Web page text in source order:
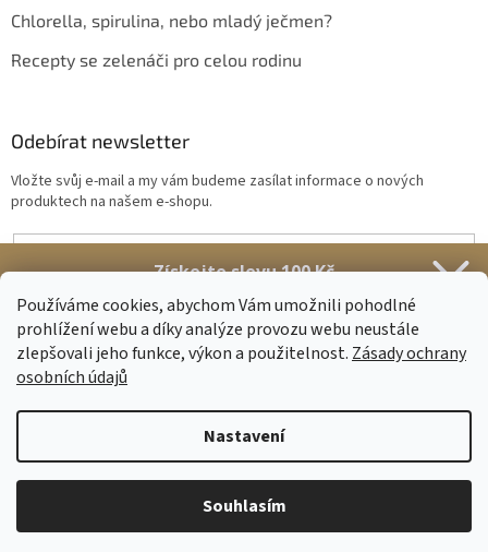
Používáme cookies, abychom Vám umožnili pohodlné
prohlížení webu a díky analýze provozu webu neustále
zlepšovali jeho funkce, výkon a použitelnost. Zásady ochrany
osobních údajů
Nastavení
Souhlasím
Chlorella, spirulina, nebo mladý ječmen?
Recepty se zelenáči pro celou rodinu
Odebírat newsletter
Vložte svůj e-mail a my vám budeme zasílat informace o nových
produktech na našem e-shopu.
E-mail
Vložením e-mailu souhlasíte spodmínkami ochrany osobních údajů
PŘIHLÁSIT SE
Vytvořil Shoptet
Nupreme.com. Všechna práva vyhrazena.
nastavení cookies
Získejte slevu 100 Kč
Stačí se přihlásit k našim novinkám
na první nákup
Zásady zpracování osobních údajů